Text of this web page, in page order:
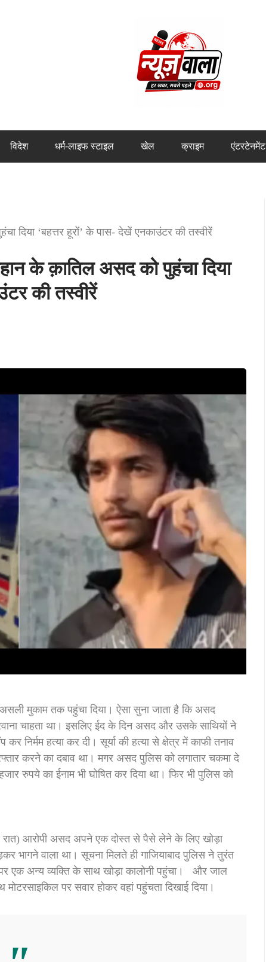
विदेश धर्म-लाइफ स्टाइल खेल क्राइम एंटरटेनमेंट
दिया ‘बहत्तर हूरों’ के पास- देखें एनकाउंटर की तस्वीरें
के क़ातिल असद को पुहंचा दिया
की तस्वीरें
मुकाम तक पहुंचा दिया। ऐसा सुना जाता है कि असद
चाहता था। इसलिए ईद के दिन असद और उसके साथियों ने
निर्मम हत्या कर दी। सूर्या की हत्या से क्षेत्र में काफी तनाव
करने का दबाव था। मगर असद पुलिस को लगातार चकमा दे
रुपये का ईनाम भी घोषित कर दिया था। फिर भी पुलिस को
रात) आरोपी असद अपने एक दोस्त से पैसे लेने के लिए खोड़ा
भागने वाला था। सूचना मिलते ही गाजियाबाद पुलिस ने तुरंत
एक अन्य व्यक्ति के साथ खोड़ा कालोनी पहुंचा। और जाल
पर सवार होकर वहां पहुंचता दिखाई दिया।